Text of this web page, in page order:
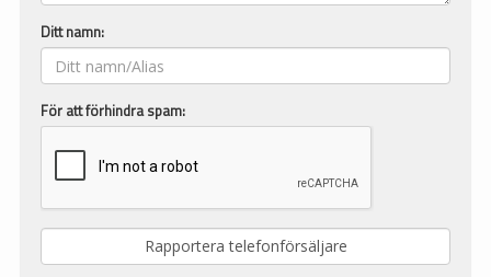
Ditt namn:
För att förhindra spam: